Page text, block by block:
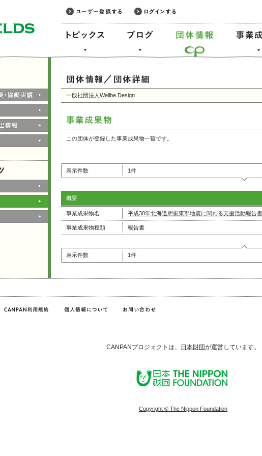
一般社団法人Wellbe Design
この団体が登録した事業成果物一覧です。
表示件数 1件
概要
事業成果物名 平成30年北海道胆振東部地震に関わる支援活動報告書
事業成果物種類 報告書
表示件数 1件
CANPANプロジェクトは、 日本財団が運営しています。
Copyright © The Nippon Foundation